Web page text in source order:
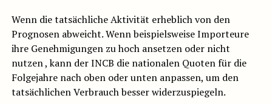
Wenn die tatsächliche Aktivität erheblich von den
Prognosen abweicht. Wenn beispielsweise Importeure
ihre Genehmigungen zu hoch ansetzen oder nicht
nutzen , kann der INCB die nationalen Quoten für die
Folgejahre nach oben oder unten anpassen, um den
tatsächlichen Verbrauch besser widerzuspiegeln.